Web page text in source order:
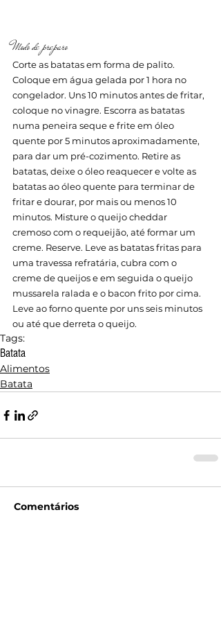
Modo de preparo
Corte as batatas em forma de palito.
Coloque em água gelada por 1 hora no
congelador. Uns 10 minutos antes de fritar,
coloque no vinagre. Escorra as batatas
numa peneira seque e frite em óleo
quente por 5 minutos aproximadamente,
para dar um pré-cozimento. Retire as
batatas, deixe o óleo reaquecer e volte as
batatas ao óleo quente para terminar de
fritar e dourar, por mais ou menos 10
minutos. Misture o queijo cheddar
cremoso com o requeijão, até formar um
creme. Reserve. Leve as batatas fritas para
uma travessa refratária, cubra com o
creme de queijos e em seguida o queijo
mussarela ralada e o bacon frito por cima.
Leve ao forno quente por uns seis minutos
ou até que derreta o queijo.
Tags:
Batata
Alimentos
Batata
Comentários